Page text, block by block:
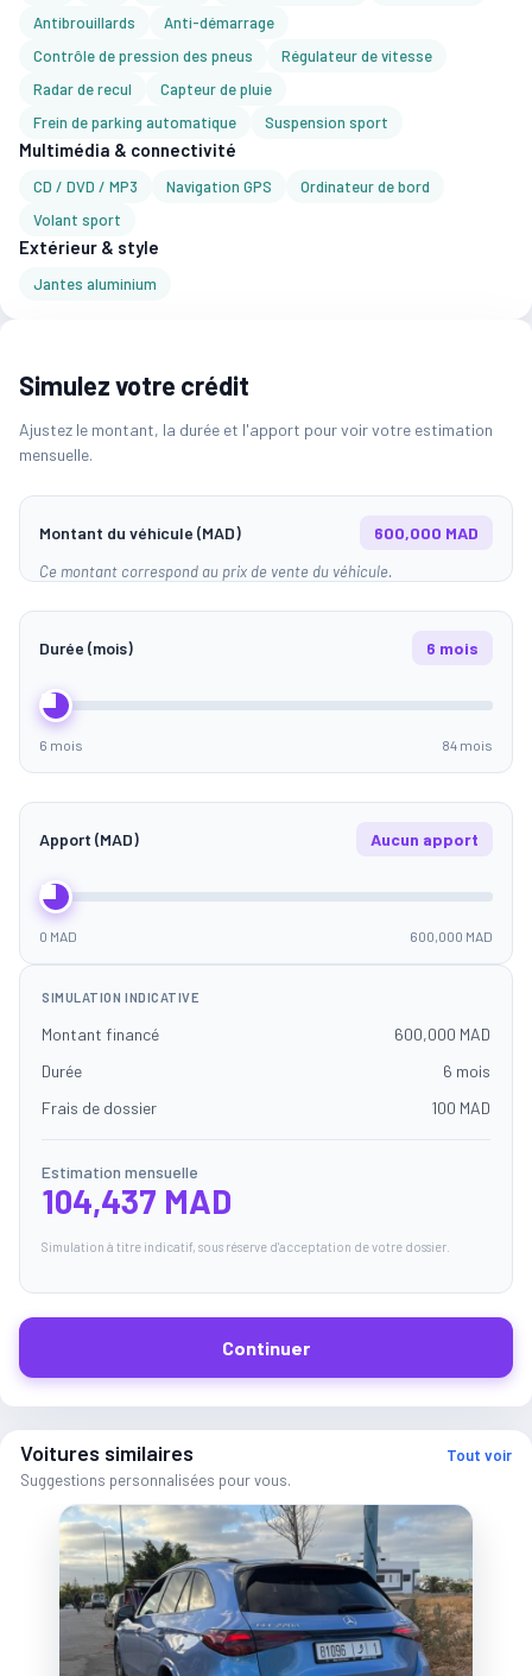
Antibrouillards
Anti-démarrage
Contrôle de pression des pneus
Régulateur de vitesse
Radar de recul
Capteur de pluie
Frein de parking automatique
Suspension sport
Multimédia & connectivité
CD / DVD / MP3 Navigation GPS
Ordinateur de bord
Volant sport
Extérieur & style
Jantes aluminium
Simulez votre crédit
Ajustez le montant, la durée et l'apport pour voir votre estimation
mensuelle.
Montant du véhicule (MAD) 600,000 MAD
Ce montant correspond au prix de vente du véhicule.
Durée (mois) 6 mois
6 mois 84 mois
Apport (MAD) Aucun apport
0 MAD 600,000 MAD
SIMULATION INDICATIVE
Montant financé
600,000 MAD
Durée
6 mois
Frais de dossier
100 MAD
Estimation mensuelle
104,437 MAD
Simulation à titre indicatif, sous réserve d'acceptation de votre dossier.
Continuer
Voitures similaires
Suggestions personnalisées pour vous.
Tout voir